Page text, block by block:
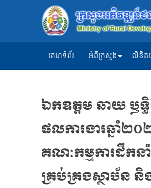
គេហទំព័រ អំពីក្រសួង លិខិត
ឯកឧត្តម ឆាយ ឫ
ផលការងារឆ្នាំ២
គណៈកម្មការដឹកន
គ្រប់គ្រងស្ថាប័ន